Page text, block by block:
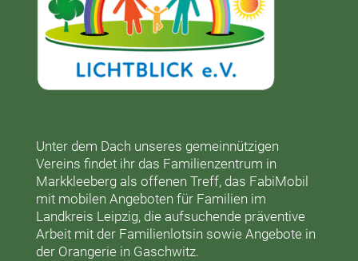
Unter dem Dach unseres gemeinnützigen
Vereins findet ihr das Familienzentrum in
Markkleebergals offenen Treff, das FabiMobil
mit mobilen Angeboten für Familien im
Landkreis Leipzig, die aufsuchende präventive
Arbeit mit der Familienlotsin sowie Angebote in
der Orangeriein Gaschwitz.